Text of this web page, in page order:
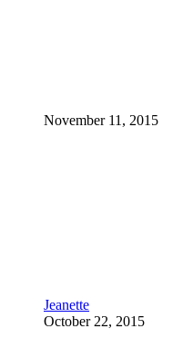
November 11, 2015
Jeanette
October 22, 2015